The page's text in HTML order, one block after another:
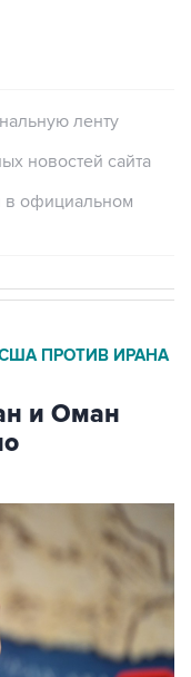
ленту
новостей сайта
в официальном
ПРОТИВ ИРАНА
и Оман